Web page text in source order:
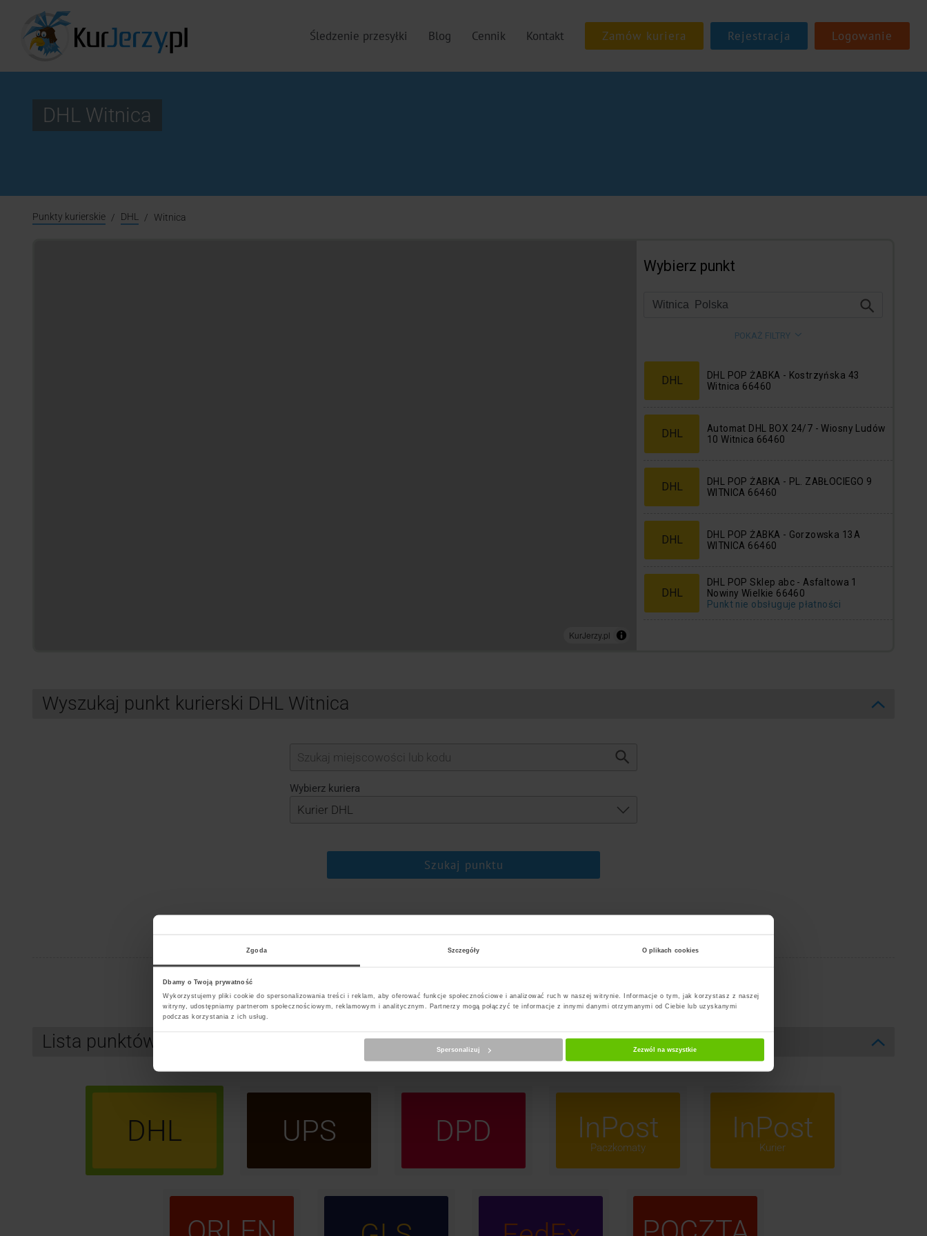
Zgoda Szczegóły O plikach cookies
Dbamy o Twoją prywatność
Wykorzystujemy pliki cookie do spersonalizowania treści i reklam, aby oferować funkcje społecznościowe i analizować ruch w naszej witrynie. Informacje o tym, jak korzystasz z naszej
witryny, udostępniamy partnerom społecznościowym, reklamowym i analitycznym. Partnerzy mogą połączyć te informacje z innymi danymi otrzymanymi od Ciebie lub uzyskanymi
podczas korzystania z ich usług.
Spersonalizuj Zezwól na wszystkie
Śledzenie przesyłki Blog Cennik Kontakt Rejestracja Logowanie
DHL Witnica
Punkty kurierskie DHL Witnica
Wyszukaj punkt kurierski DHL Witnica
Wybierz kuriera
Szukaj punktu
A B C D E F G H I J K L M N O P R S T U W Y Z
Lista punktów kurierskich DHL Witnica
DHL UPS DPD InPost
Paczkomaty
InPost
Kurier